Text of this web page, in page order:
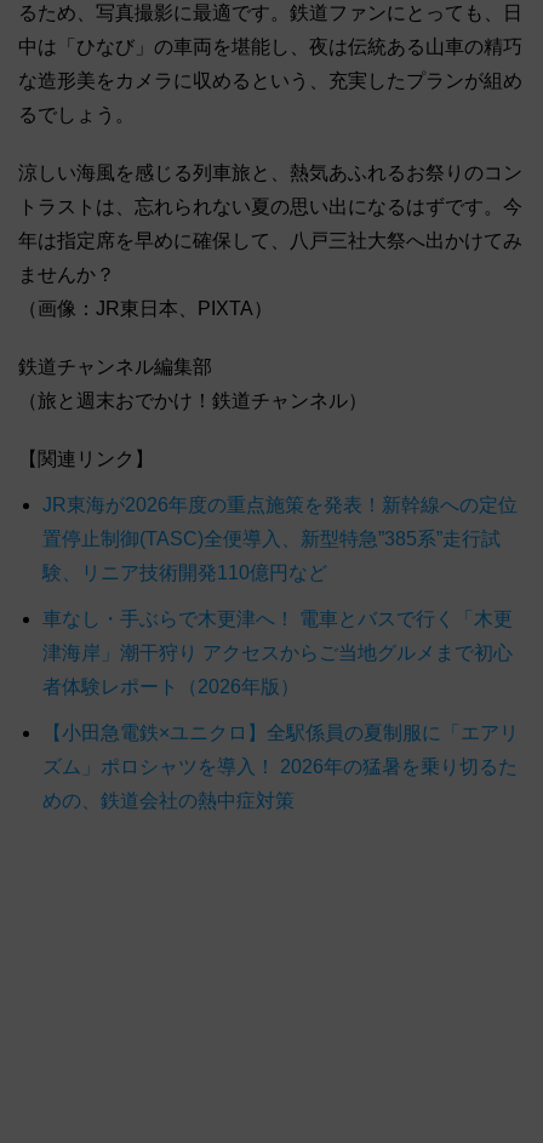
るため、写真撮影に最適です。鉄道ファンにとっても、日
中は「ひなび」の車両を堪能し、夜は伝統ある山車の精巧
な造形美をカメラに収めるという、充実したプランが組め
るでしょう。
涼しい海風を感じる列車旅と、熱気あふれるお祭りのコン
トラストは、忘れられない夏の思い出になるはずです。今
年は指定席を早めに確保して、八戸三社大祭へ出かけてみ
ませんか？
（画像：JR東日本、PIXTA）
鉄道チャンネル編集部
（旅と週末おでかけ！鉄道チャンネル）
【関連リンク】
JR東海が2026年度の重点施策を発表！新幹線への定位
置停止制御(TASC)全便導入、新型特急”385系”走行試
験、リニア技術開発110億円など
車なし・手ぶらで木更津へ！ 電車とバスで行く「木更
津海岸」潮干狩り アクセスからご当地グルメまで初心
者体験レポート（2026年版）
【小田急電鉄×ユニクロ】全駅係員の夏制服に「エアリ
ズム」ポロシャツを導入！ 2026年の猛暑を乗り切るた
めの、鉄道会社の熱中症対策